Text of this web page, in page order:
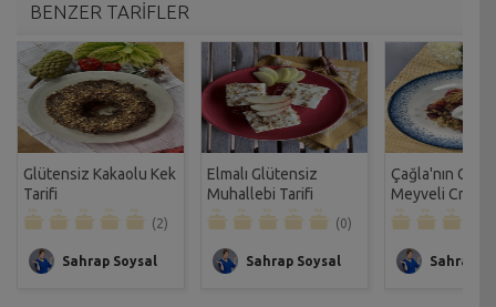
BENZER TARİFLER
Glütensiz Kakaolu Kek
Tarifi
(2)
Sahrap Soysal
Elmalı Glütensiz
Muhallebi Tarifi
(0)
Sahrap Soysal
Çağla'nın
Meyveli
Tatlısı Tarifi
Sahrap